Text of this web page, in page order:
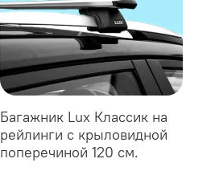
Багажник Lux Классик на
рейлинги с крыловидной
поперечиной 120 см.